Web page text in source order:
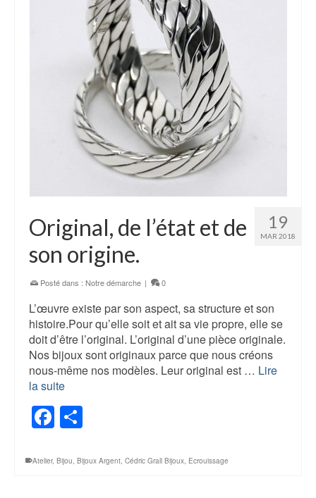
19
MAR 2018
Original, de l’état et de
son origine.
Posté dans : Notre démarche | 0
L’œuvre existe par son aspect, sa structure et son
histoire.Pour qu’elle soit et ait sa vie propre, elle se
doit d’être l’original. L’original d’une pièce originale.
Nos bijoux sont originaux parce que nous créons
nous-même nos modèles. Leur original est … Lire
la suite
Facebook
Atelier, Bijou Bijoux Argent Cédric Grall Bijoux Ecrouissage